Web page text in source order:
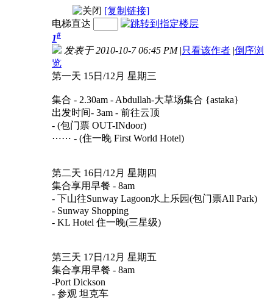
[复制链接]
电梯直达
1#
发表于 2010-10-7 06:45 PM |只看该作者 |倒序浏
览
第一天 15日/12月 星期三
集合 - 2.30am - Abdullah-大草场集合 {astaka}
出发时间- 3am - 前往云顶
- (包门票 OUT-INdoor)
⋯⋯ - (住一晚 First World Hotel)
第二天 16日/12月 星期四
集合享用早餐 - 8am
- 下山往Sunway Lagoon水上乐园(包门票All Park)
- Sunway Shopping
- KL Hotel 住一晚(三星级)
第三天 17日/12月 星期五
集合享用早餐 - 8am
-Port Dickson
- 参观 坦克车